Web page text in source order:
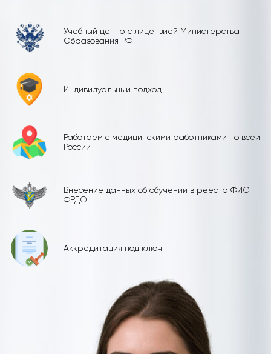
Учебный центр с лицензией Министерства
Образования РФ
Индивидуальный подход
Работаем с медицинскими работниками по всей
России
Внесение данных об обучении в реестр ФИС
ФРДО
Аккредитация под ключ